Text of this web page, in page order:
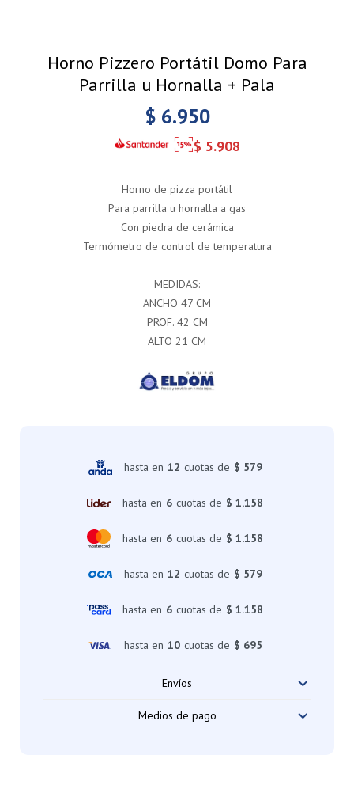
Horno Pizzero Portátil Domo Para
Parrilla u Hornalla + Pala
$ 6.950
$ 5.908
Horno de pizza portátil
Para parrilla u hornalla a gas
Con piedra de cerámica
Termómetro de control de temperatura
MEDIDAS:
ANCHO 47 CM
PROF. 42 CM
ALTO 21 CM
hasta en 12 cuotas de $ 579
hasta en 6 cuotas de $ 1.158
hasta en 6 cuotas de $ 1.158
hasta en 12 cuotas de $ 579
hasta en 6 cuotas de $ 1.158
hasta en 10 cuotas de $ 695
Envíos
Medios de pago